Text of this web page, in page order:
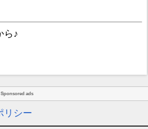
ら♪
Sponsored ads
リシー